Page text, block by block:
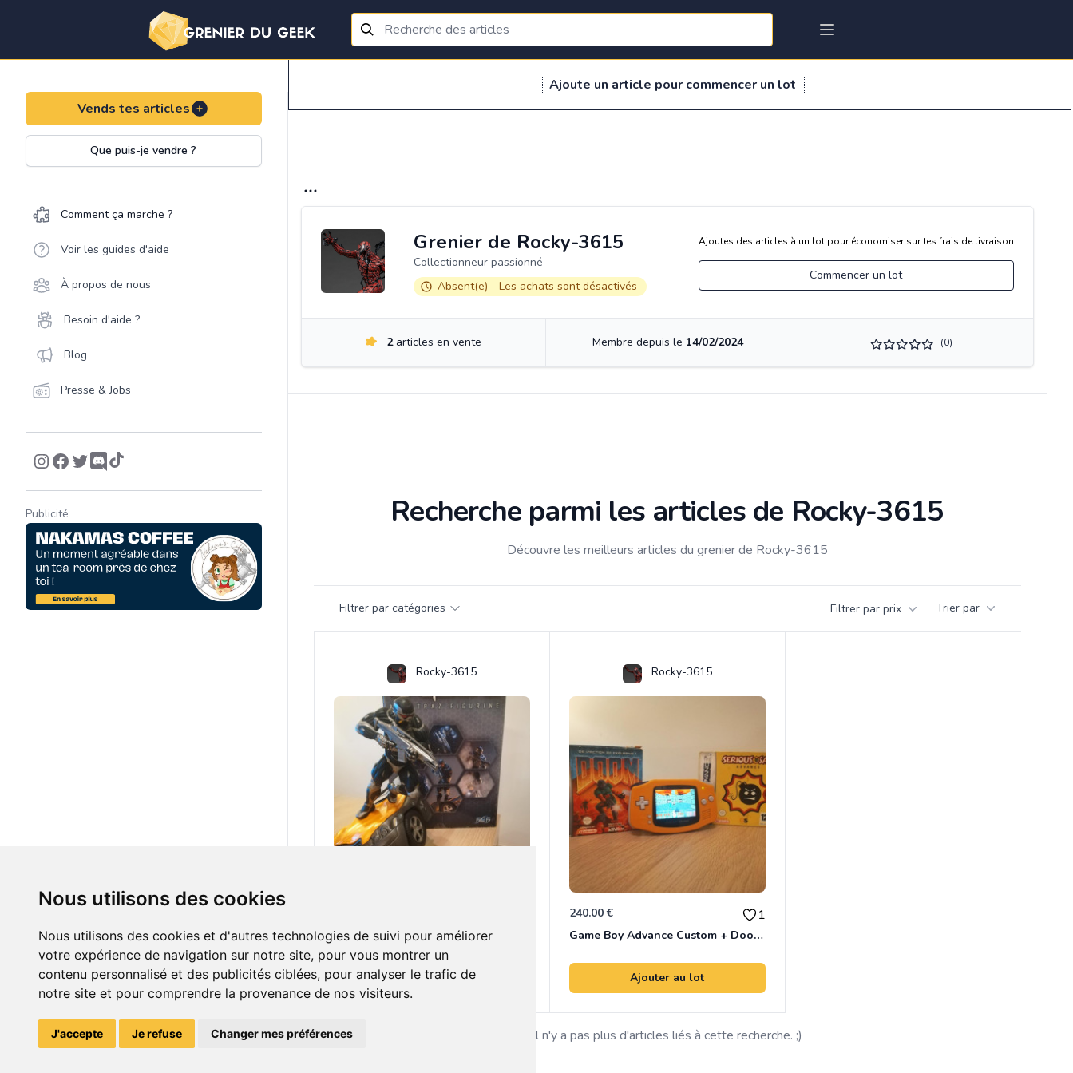
Nous utilisons des cookies
Nous utilisons des cookies et d'autres technologies de suivi pour améliorer
votre expérience de navigation sur notre site, pour vous montrer un
contenu personnalisé et des publicités ciblées, pour analyser le trafic de
notre site et pour comprendre la provenance de nos visiteurs.
J'accepte Je refuse Changer mes préférences
Vends tes articles
Que puis-je vendre ?
Comment ça marche ?
Voir les guides d'aide
À propos de nous
Besoin d'aide ?
Blog
Presse & Jobs
Publicité
Grenier de Rocky-3615
Collectionneur passionné
Absent(e) - Les achats sont désactivés
Ajoutes des articles à un lot pour économiser sur tes frais de livraison
Commencer un lot
2articles en vente Membre depuis le 14/02/2024 (0)
Recherche parmi les articles de Rocky-3615
Découvre les meilleurs articles du grenier de Rocky-3615
Filtrer par catégories Filtrer par prix Trier par
Rocky-3615
Ajouter au lot
Rocky-3615
240.00 € 1
Game Boy Advance Custom + Doom 64 et Serious Sam
Ajouter au lot
Il n'y a pas plus d'articles liés à cette recherche. ;)
Ajoute un article pour commencer un lot